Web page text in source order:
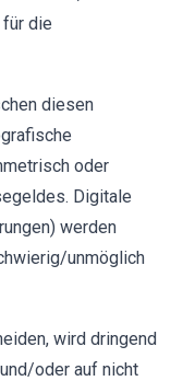
die
diesen
oder
Digitale
werden
unmöglich
wird dringend
oder auf nicht